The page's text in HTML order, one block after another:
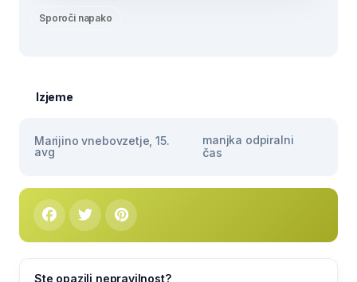
Sporoči napako
Izjeme
Marijino vnebovzetje, 15.
avg
manjka odpiralni
čas
Ste opazili nepravilnost?